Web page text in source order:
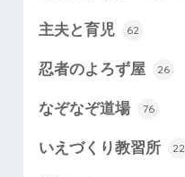
主夫と育児 62
忍者のよろず屋 26
なぞなぞ道場 76
いえづくり教習所 22